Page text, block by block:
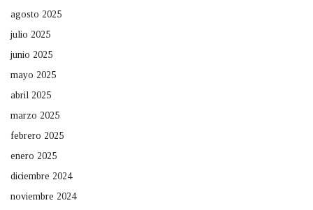
agosto 2025
julio 2025
junio 2025
mayo 2025
abril 2025
marzo 2025
febrero 2025
enero 2025
diciembre 2024
noviembre 2024